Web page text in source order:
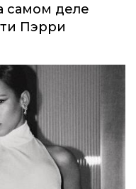
самом деле
Пэрри